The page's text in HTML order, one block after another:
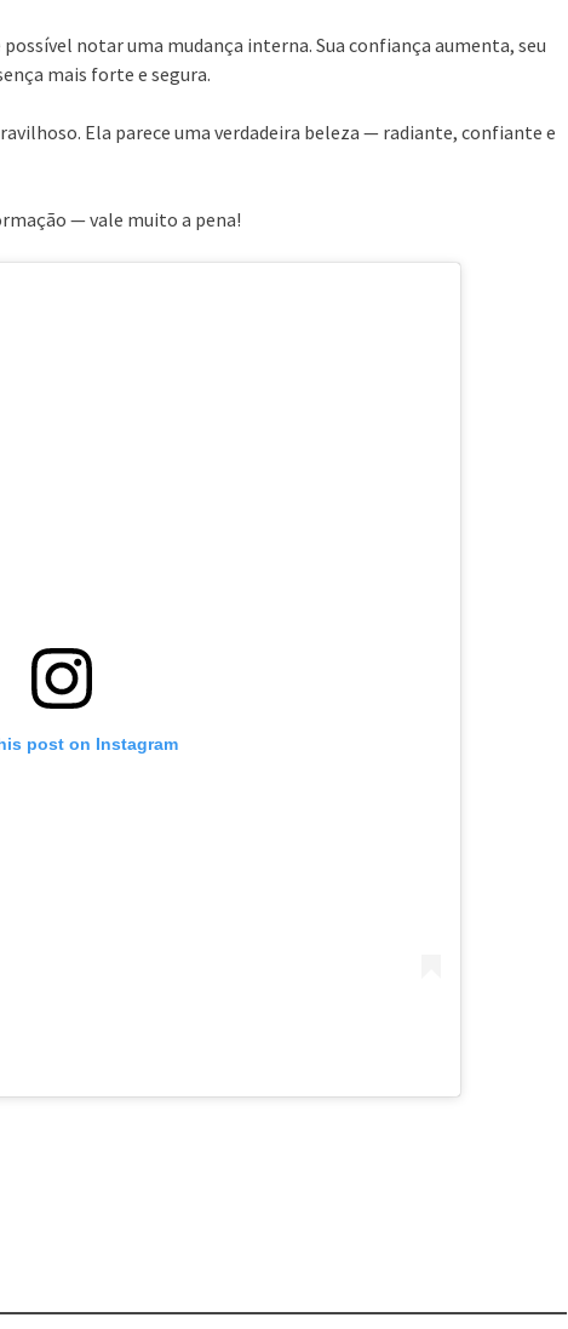
notar uma mudança interna. Sua confiança aumenta, seu
mais forte e segura.
Ela parece uma verdadeira beleza — radiante, confiante e
— vale muito a pena!
post on Instagram